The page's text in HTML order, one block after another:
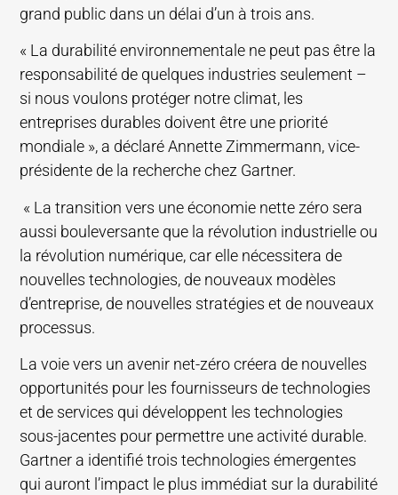
grand public dans un délai d’un à trois ans.
« La durabilité environnementale ne peut pas être la
responsabilité de quelques industries seulement –
si nous voulons protéger notre climat, les
entreprises durables doivent être une priorité
mondiale », a déclaré Annette Zimmermann, vice-
présidente de la recherche chez Gartner.
« La transition vers une économie nette zéro sera
aussi bouleversante que la révolution industrielle ou
la révolution numérique, car elle nécessitera de
nouvelles technologies, de nouveaux modèles
d’entreprise, de nouvelles stratégies et de nouveaux
processus.
La voie vers un avenir net-zéro créera de nouvelles
opportunités pour les fournisseurs de technologies
et de services qui développent les technologies
sous-jacentes pour permettre une activité durable.
Gartner a identifié trois technologies émergentes
qui auront l’impact le plus immédiat sur la durabilité